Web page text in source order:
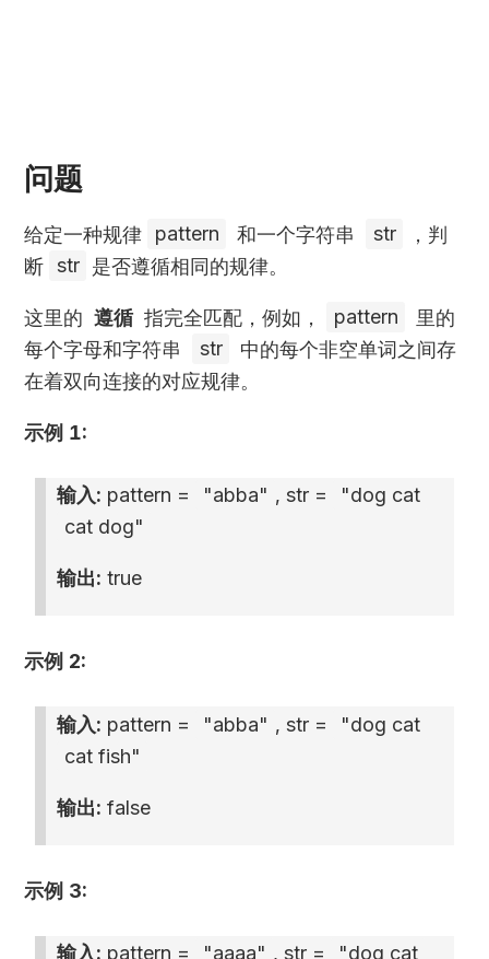
问题
给定一种规律 pattern 和一个字符串 str
，判
断 str 是否遵循相同的规律。
这里的遵循指完全匹配，例如， pattern
里的
每个字母和字符串
str
中的每个非空单词之间存
在着双向连接的对应规律。
示例 1:
输入: pattern = "abba" , str =
"dog cat
cat dog"
输出: true
示例 2:
输入: pattern = "abba" , str =
"dog cat
cat fish"
输出: false
示例 3:
输入: pattern = "aaaa" , str =
"dog cat